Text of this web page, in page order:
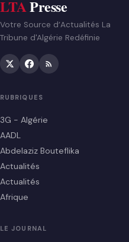
LTAPresse
Votre Source d’Actualités La
Tribune d'Algérie Redéfinie
RUBRIQUES
3G - Algérie
AADL
Abdelaziz Bouteflika
Actualités
Actualités
Afrique
LE JOURNAL